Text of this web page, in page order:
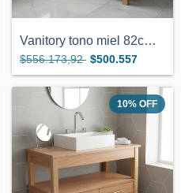
Vanitory tono miel 82cm x 38 4 cajones t...
$556.173,92 $500.557
10% OFF